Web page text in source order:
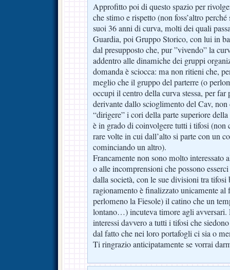
Approfitto poi di questo spazio per
che stimo e rispetto (non foss’altro
suoi 36 anni di curva, molti dei quali
Guardia, poi Gruppo Storico, con lui in
dal presupposto che, pur ”vivendo” la
addentro alle dinamiche dei gruppi
domanda è sciocca: ma non ritieni che,
meglio che il gruppo del parterre (o
occupi il centro della curva stessa, per
derivante dallo scioglimento del Cav, non
“dirigere” i cori della parte superiore
è in grado di coinvolgere tutti i tifosi (non
rare volte in cui dall’alto si parte con un
cominciando un altro).
Francamente non sono molto
o alle incomprensioni che possono
dalla società, con le sue divisioni tra
ragionamento è finalizzato unicamente
perlomeno la Fiesole) il catino che un
lontano…) incuteva timore agli avversari.
interessi davvero a tutti i tifosi che
dal fatto che nei loro portafogli ci sia o
Ti ringrazio anticipatamente se vorrai